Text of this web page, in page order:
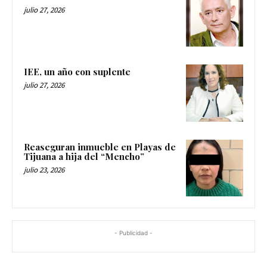
julio 27, 2026
IEE, un año con suplente
julio 27, 2026
Reaseguran inmueble en Playas de
Tijuana a hija del “Mencho”
julio 23, 2026
- Publicidad -